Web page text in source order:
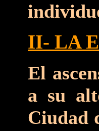
II- LA
El
a su
Ciudad